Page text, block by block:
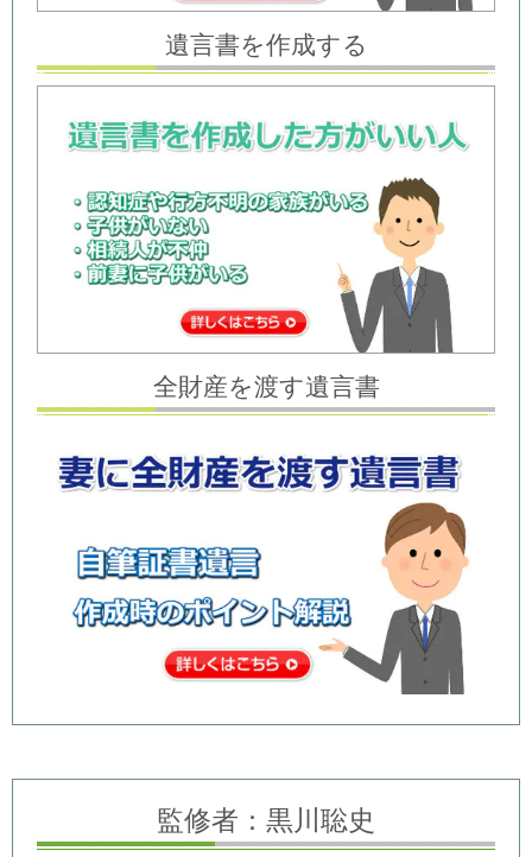
遺言書を作成する
全財産を渡す遺言書
監修者：黒川聡史